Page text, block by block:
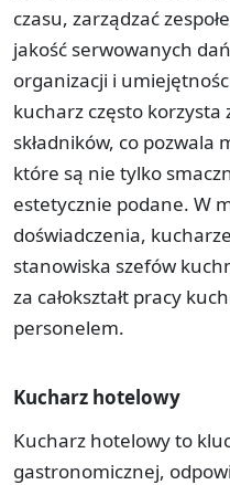
czasu, zarządzać
jakość serwowanych
organizacji i
kucharz często korzysta
składników, co
które są nie tylko
estetycznie podane. W
doświadczenia,
stanowiska szefów
za całokształt pracy
personelem.
Kucharz hotelowy
Kucharz hotelowy to
gastronomicznej,